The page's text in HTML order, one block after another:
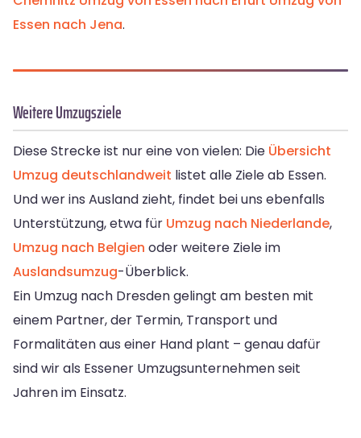
Essen nach Jena.
Weitere Umzugsziele
Diese Strecke ist nur eine von vielen: Die Übersicht
Umzug deutschlandweit listet alle Ziele ab Essen.
Und wer ins Ausland zieht, findet bei uns ebenfalls
Unterstützung, etwa für Umzug nach Niederlande,
Umzug nach Belgien oder weitere Ziele im
Auslandsumzug-Überblick.
Ein Umzug nach Dresden gelingt am besten mit
einem Partner, der Termin, Transport und
Formalitäten aus einer Hand plant – genau dafür
sind wir als Essener Umzugsunternehmen seit
Jahren im Einsatz.